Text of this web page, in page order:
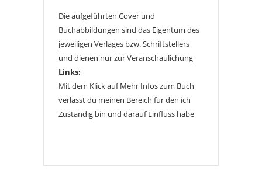
Die aufgeführten Cover und
Buchabbildungen sind das Eigentum des
jeweiligen Verlages bzw. Schriftstellers
und dienen nur zur Veranschaulichung
Links:
Mit dem Klick auf Mehr Infos zum Buch
verlässt du meinen Bereich für den ich
Zuständig bin und darauf Einfluss habe